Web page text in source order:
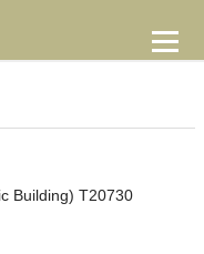
Building) T20730